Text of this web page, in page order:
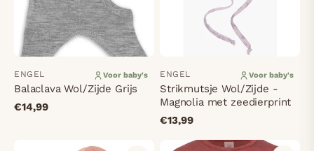
ENGEL Voor baby's
Balaclava Wol/Zijde Grijs
€14,99
ENGEL Voor baby's
Strikmutsje Wol/Zijde -
Magnolia met zeedierprint
€13,99